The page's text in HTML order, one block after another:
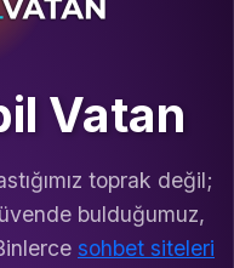
Vatan
toprak değil;
bulduğumuz,
sohbet siteleri